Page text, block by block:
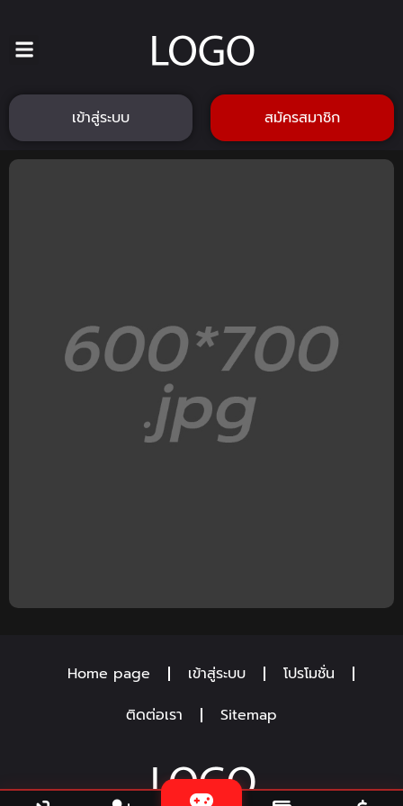
เข้าสู่ระบบ สมัครสมาชิก
Home page เข้าสู่ระบบ
โปรโมชั่น
ติดต่อเรา
Sitemap